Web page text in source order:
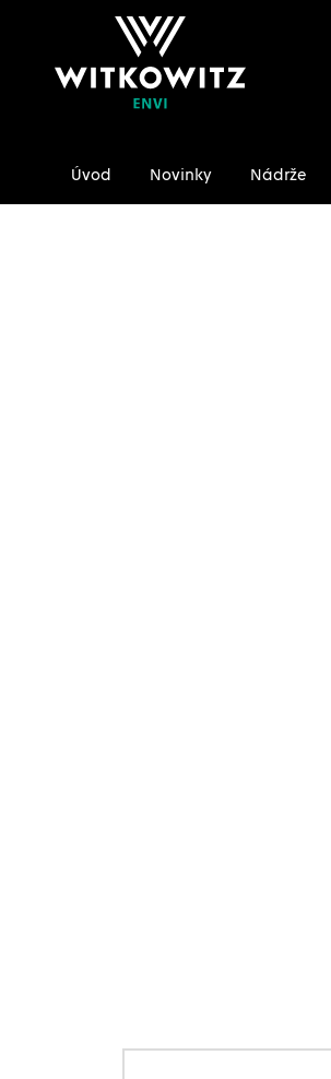
Úvod Novinky Nádrže
Úvodní stránka Ke stažení/